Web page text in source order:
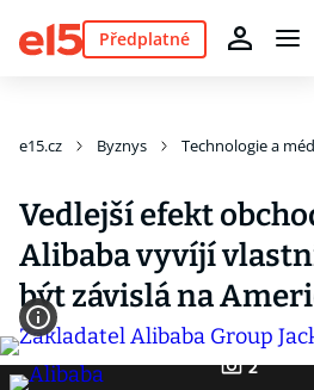
Předplatné
e15.cz Byznys Technologie a
Vedlejší efekt
Alibaba vyvíjí
být závislá na
2